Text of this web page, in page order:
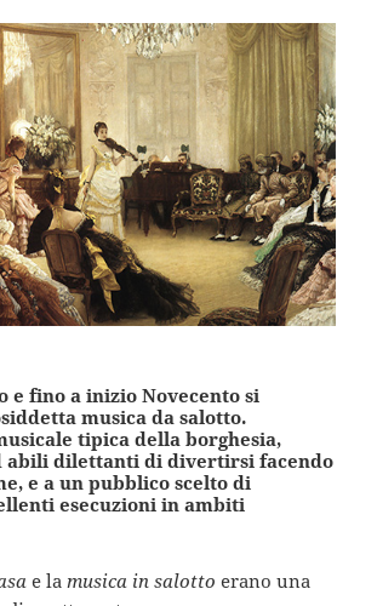
e fino a inizio Novecento si
musica da salotto.
tipica della borghesia,
abili dilettanti di divertirsi facendo
e a un pubblico scelto di
esecuzioni in ambiti
e la musica in salotto erano una